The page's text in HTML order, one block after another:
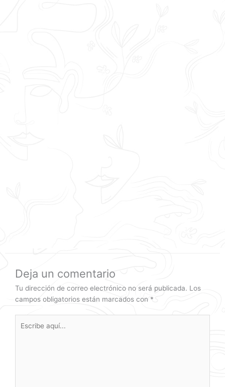
Deja un comentario
Tu dirección de correo electrónico no será publicada. Los
campos obligatorios están marcados con *
aquí...